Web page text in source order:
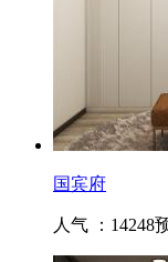
国宾府
人气 ：14248